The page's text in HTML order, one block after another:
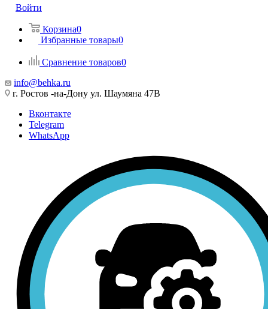
Войти
Корзина0
Избранные товары0
Сравнение товаров0
info@behka.ru
г. Ростов -на-Дону ул. Шаумяна 47В
Вконтакте
Telegram
WhatsApp